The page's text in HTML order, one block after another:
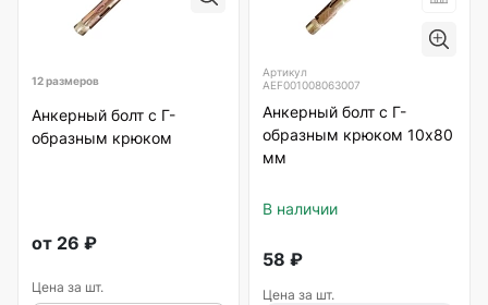
12 размеров
Анкерный болт с Г-
образным крюком
от 26 ₽
Цена за шт.
Артикул
AEF001008063007
Анкерный болт с Г-
образным крюком 10х80
мм
В наличии
58 ₽
Цена за шт.